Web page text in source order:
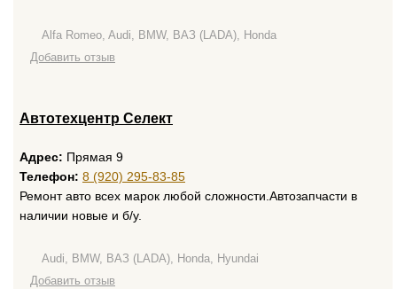
Alfa Romeo, Audi, BMW, ВАЗ (LADA), Honda
Добавить отзыв
Автотехцентр Селект
Адрес: Прямая 9
Телефон: 8 (920) 295-83-85
Ремонт авто всех марок любой сложности.Автозапчасти в
наличии новые и б/у.
Audi, BMW, ВАЗ (LADA), Honda, Hyundai
Добавить отзыв